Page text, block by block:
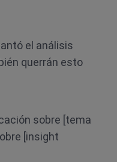
el análisis
querrán esto
sobre [tema
[insight